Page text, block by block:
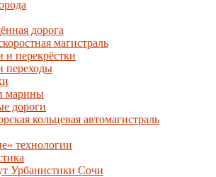
дорога
магистраль
и перекрёстки
переходы
марины
дороги
кольцевая автомагистраль
технологии
Урбанистики Сочи